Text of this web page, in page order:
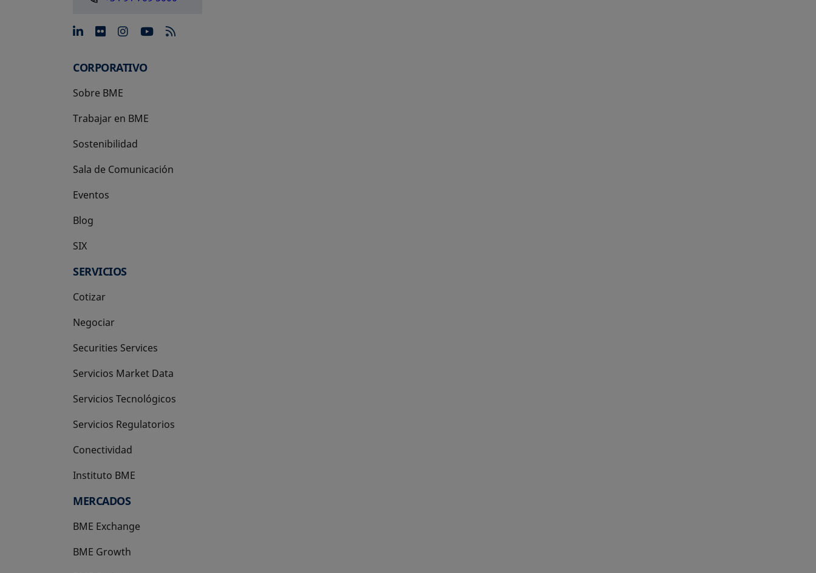
se abre en una pestaña nueva
se abre en una pestaña nueva
se abre en una pestaña nueva
se abre en una pestaña nueva
CORPORATIVO
Sobre BME
Trabajar en BME
Sostenibilidad
Sala de Comunicación
Eventos
Blog
SIX
se abre en una pestaña nueva
SERVICIOS
Cotizar
Negociar
Securities Services
Servicios Market Data
Servicios Tecnológicos
Servicios Regulatorios
Conectividad
Instituto BME
se abre en una pestaña nueva
MERCADOS
BME Exchange
BME Growth
se abre en una pestaña nueva